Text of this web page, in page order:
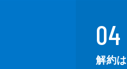
04
解約は